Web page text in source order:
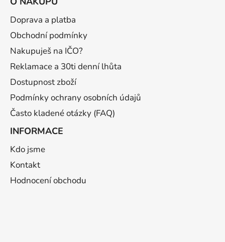
Doprava a platba
Obchodní podmínky
Nakupuješ na IČO?
Reklamace a 30ti denní lhůta
Dostupnost zboží
Podmínky ochrany osobních údajů
Často kladené otázky (FAQ)
INFORMACE
Kdo jsme
Kontakt
Hodnocení obchodu